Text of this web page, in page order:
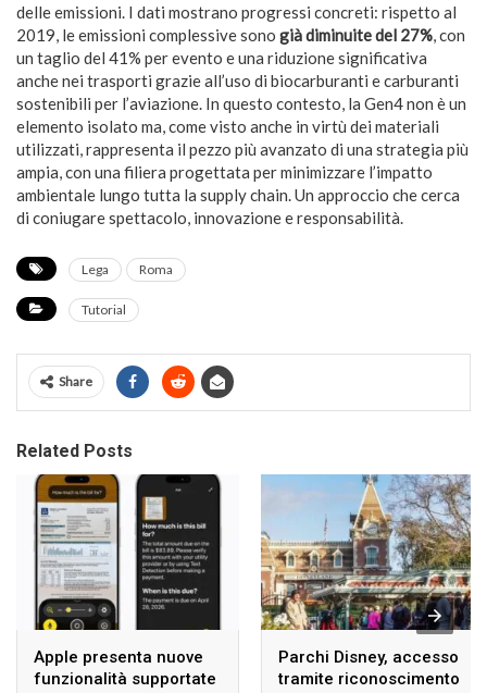
delle emissioni. I dati mostrano progressi concreti: rispetto al
2019, le emissioni complessive sono già diminuite del 27%, con
un taglio del 41% per evento e una riduzione significativa
anche nei trasporti grazie all’uso di biocarburanti e carburanti
sostenibili per l’aviazione. In questo contesto, la Gen4 non è un
elemento isolato ma, come visto anche in virtù dei materiali
utilizzati, rappresenta il pezzo più avanzato di una strategia più
ampia, con una filiera progettata per minimizzare l’impatto
ambientale lungo tutta la supply chain. Un approccio che cerca
di coniugare spettacolo, innovazione e responsabilità.
Lega Roma
Tutorial
Share
Related Posts
Apple presenta nuove
funzionalità supportate
Parchi Disney, accesso
tramite riconoscimento